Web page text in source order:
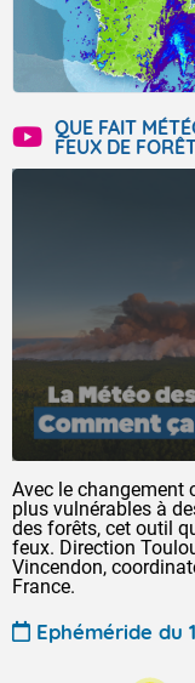
QUE FAIT
FEUX DE
Avec le changement
plus vulnérables à
des forêts, cet outil
feux. Direction
Vincendon,
France.
Ephéméride du